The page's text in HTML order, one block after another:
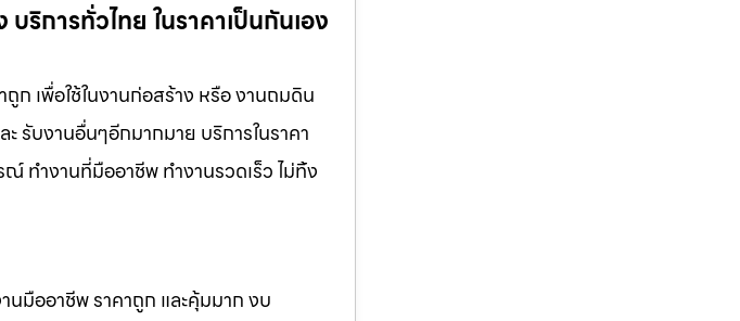
ริการทั่วไทย ในราคาเป็นกันเอง
ถูก เพื่อใช้ในงานก่อสร้าง หรือ งานถมดิน
รับงานอื่นๆอีกมากมาย บริการในราคา
ทำงานที่มืออาชีพ ทำงานรวดเร็ว ไม่ทิ้ง
นมืออาชีพ ราคาถูก และคุ้มมาก งบ